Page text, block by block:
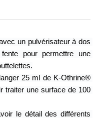
un pulvérisateur à dos
pour permettre une
25 ml de K-Othrine®
traiter une surface de 100
le détail des différents